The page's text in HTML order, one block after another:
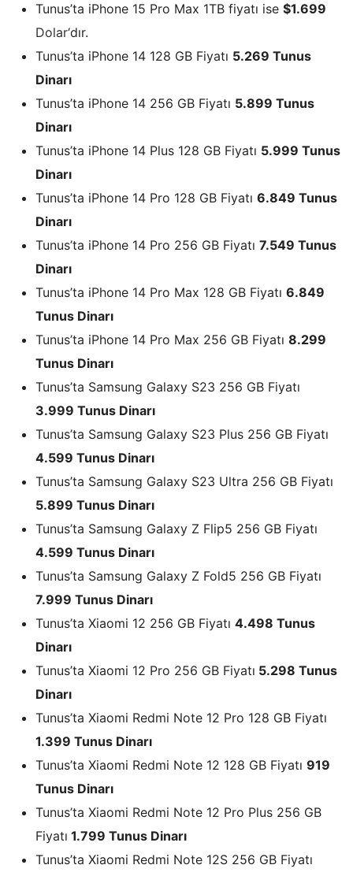
Tunus’ta iPhone 15 Pro Max 1TB fiyatı ise $1.699
Dolar‘dır.
Tunus’ta iPhone 14 128 GB Fiyatı 5.269 Tunus
Dinarı
Tunus’ta iPhone 14 256 GB Fiyatı 5.899 Tunus
Dinarı
Tunus’ta iPhone 14 Plus 128 GB Fiyatı 5.999 Tunus
Dinarı
Tunus’ta iPhone 14 Pro 128 GB Fiyatı 6.849 Tunus
Dinarı
Tunus’ta iPhone 14 Pro 256 GB Fiyatı 7.549 Tunus
Dinarı
Tunus’ta iPhone 14 Pro Max 128 GB Fiyatı 6.849
Tunus Dinarı
Tunus’ta iPhone 14 Pro Max 256 GB Fiyatı 8.299
Tunus Dinarı
Tunus’ta Samsung Galaxy S23 256 GB Fiyatı
3.999 Tunus Dinarı
Tunus’ta Samsung Galaxy S23 Plus 256 GB Fiyatı
4.599 Tunus Dinarı
Tunus’ta Samsung Galaxy S23 Ultra 256 GB Fiyatı
5.899 Tunus Dinarı
Tunus’ta Samsung Galaxy Z Flip5 256 GB Fiyatı
4.599 Tunus Dinarı
Tunus’ta Samsung Galaxy Z Fold5 256 GB Fiyatı
7.999 Tunus Dinarı
Tunus’ta Xiaomi 12 256 GB Fiyatı 4.498 Tunus
Dinarı
Tunus’ta Xiaomi 12 Pro 256 GB Fiyatı 5.298 Tunus
Dinarı
Tunus’ta Xiaomi Redmi Note 12 Pro 128 GB Fiyatı
1.399 Tunus Dinarı
Tunus’ta Xiaomi Redmi Note 12 128 GB Fiyatı 919
Tunus Dinarı
Tunus’ta Xiaomi Redmi Note 12 Pro Plus 256 GB
Fiyatı 1.799 Tunus Dinarı
Tunus’ta Xiaomi Redmi Note 12S 256 GB Fiyatı